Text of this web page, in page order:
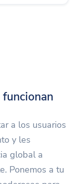
a los usuarios
y les
global a
Ponemos a tu